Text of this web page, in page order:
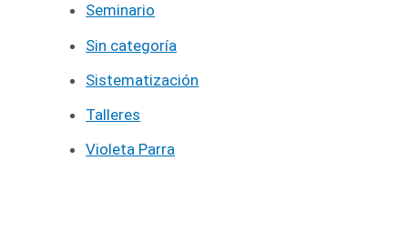
Seminario
Sin categoría
Sistematización
Talleres
Violeta Parra